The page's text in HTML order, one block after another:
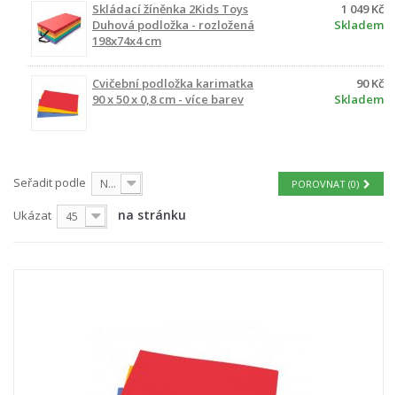
Skládací žíněnka 2Kids Toys
Duhová podložka - rozložená
198x74x4 cm
1 049 Kč
Skladem
Cvičební podložka karimatka
90 x 50 x 0,8 cm - více barev
90 Kč
Skladem
POROVNAT (0)
Seřadit podle Nejprve produkty skladem
Ukázat 45 na stránku